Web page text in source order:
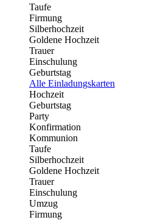
Taufe
Firmung
Silberhochzeit
Goldene Hochzeit
Trauer
Einschulung
Geburtstag
Alle Einladungskarten
Hochzeit
Geburtstag
Party
Konfirmation
Kommunion
Taufe
Silberhochzeit
Goldene Hochzeit
Trauer
Einschulung
Umzug
Firmung